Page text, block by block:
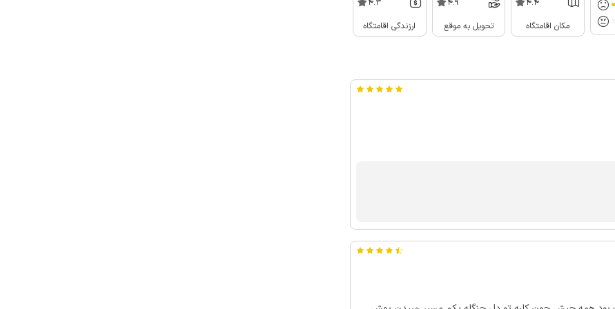
4.4
مکان اقامتگاه
4.9
تحویل به موقع
4.3
ارزندگی اقامتگاه